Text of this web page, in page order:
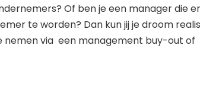
Of ben je een manager die
te worden? Dan kun jij je droom
nemen via een management buy-out of